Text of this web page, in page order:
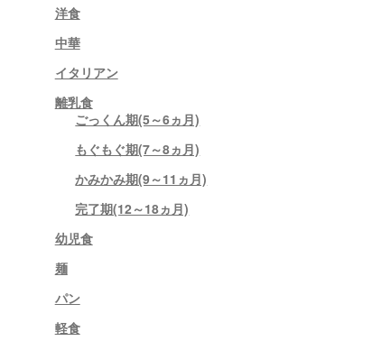
洋食
中華
イタリアン
離乳食
ごっくん期(5～6ヵ月)
もぐもぐ期(7～8ヵ月)
かみかみ期(9～11ヵ月)
完了期(12～18ヵ月)
幼児食
麺
パン
軽食